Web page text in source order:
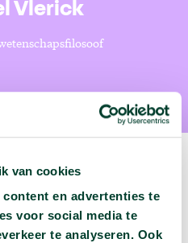
van cookies
en advertenties te
voor social media te
te analyseren. Ook
Vlerick